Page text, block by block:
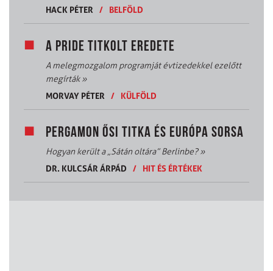
HACK PÉTER
/ BELFÖLD
A PRIDE TITKOLT EREDETE
A melegmozgalom programját évtizedekkel ezelőtt
megírták»
MORVAY PÉTER
/ KÜLFÖLD
PERGAMON ŐSI TITKA ÉS EURÓPA SORSA
Hogyan került a „Sátán oltára” Berlinbe?»
DR. KULCSÁR ÁRPÁD
/ HIT ÉS ÉRTÉKEK